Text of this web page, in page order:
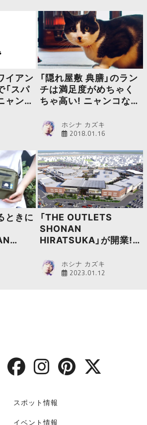
イアン
「スパ
ャン
「隠れ屋敷 典膳」のラン
チは満足度がめちゃく
ちゃ高い! ニャンコな店
ホシナ カズキ
2018.01.16
ときに
「THE OUTLETS
SHONAN
HIRATSUKA」が開業!
ウトレットモールが
2023年春にオープン
ホシナ カズキ
2023.01.12
スポット情報
イベント情報